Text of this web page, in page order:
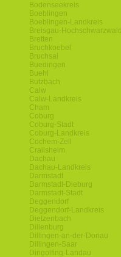
Bodenseekreis
Boeblingen
Boeblingen-Landkreis
Breisgau-Hochschwarzwald
Bretten
Bruchkoebel
Bruchsal
Buedingen
Buehl
Butzbach
Calw
Calw-Landkreis
Cham
Coburg
Coburg-Stadt
Coburg-Landkreis
Cochem-Zell
Crailsheim
Dachau
Dachau-Landkreis
Darmstadt
Darmstadt-Dieburg
Darmstadt-Stadt
Deggendorf
Deggendorf-Landkreis
Dietzenbach
Dillenburg
Dillingen-an-der-Donau
Dillingen-Saar
Dingolfing-Landau